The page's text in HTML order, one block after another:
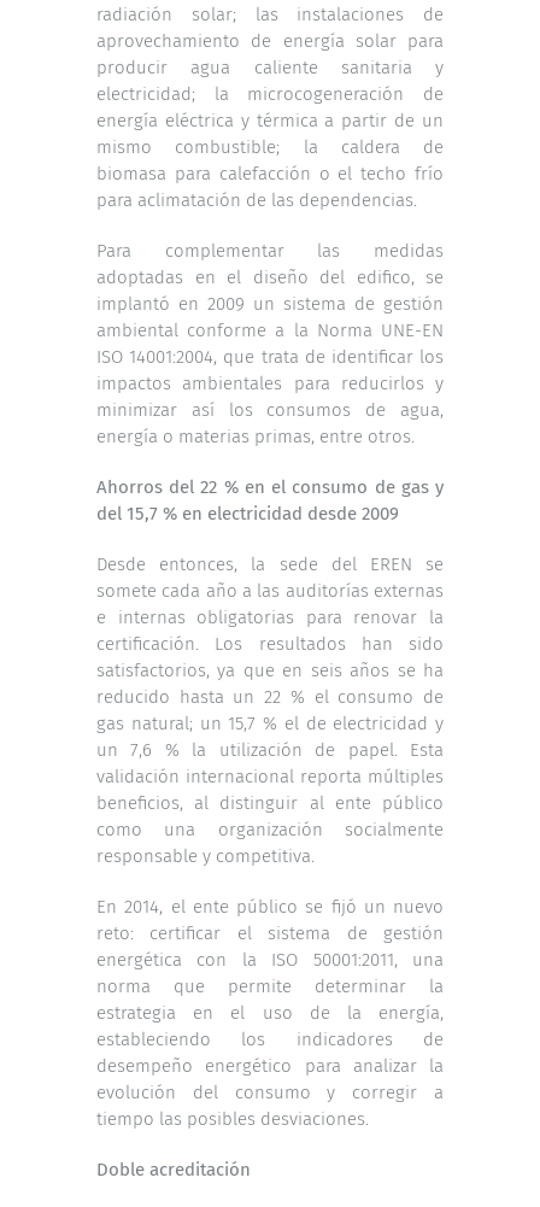
radiación solar; las instalaciones de
aprovechamiento de energía solar para
producir agua caliente sanitaria y
electricidad; la microcogeneración de
energía eléctrica y térmica a partir de un
mismo combustible; la caldera de
biomasa para calefacción o el techo frío
para aclimatación de las dependencias.
Para complementar las medidas
adoptadas en el diseño del edifico, se
implantó en 2009 un sistema de gestión
ambiental conforme a la Norma UNE-EN
ISO 14001:2004, que trata de identificar los
impactos ambientales para reducirlos y
minimizar así los consumos de agua,
energía o materias primas, entre otros.
Ahorros del 22 % en el consumo de gas y
del 15,7 % en electricidad desde 2009
Desde entonces, la sede del EREN se
somete cada año a las auditorías externas
e internas obligatorias para renovar la
certificación. Los resultados han sido
satisfactorios, ya que en seis años se ha
reducido hasta un 22 % el consumo de
gas natural; un 15,7 % el de electricidad y
un 7,6 % la utilización de papel. Esta
validación internacional reporta múltiples
beneficios, al distinguir al ente público
como una organización socialmente
responsable y competitiva.
En 2014, el ente público se fijó un nuevo
reto: certificar el sistema de gestión
energética con la ISO 50001:2011, una
norma que permite determinar la
estrategia en el uso de la energía,
estableciendo los indicadores de
desempeño energético para analizar la
evolución del consumo y corregir a
tiempo las posibles desviaciones.
Doble acreditación